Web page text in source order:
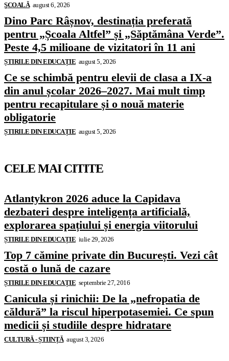
ŞCOALĂ august 6, 2026
Dino Parc Râșnov, destinația preferată
pentru „Școala Altfel” și „Săptămâna Verde”.
Peste 4,5 milioane de vizitatori în 11 ani
ȘTIRILE DIN EDUCAȚIE august 5, 2026
Ce se schimbă pentru elevii de clasa a IX-a
din anul școlar 2026–2027. Mai mult timp
pentru recapitulare și o nouă materie
obligatorie
ȘTIRILE DIN EDUCAȚIE august 5, 2026
CELE MAI CITITE
Atlantykron 2026 aduce la Capidava
dezbateri despre inteligența artificială,
explorarea spațiului și energia viitorului
ȘTIRILE DIN EDUCAȚIE iulie 29, 2026
Top 7 cămine private din București. Vezi cât
costă o lună de cazare
ȘTIRILE DIN EDUCAȚIE septembrie 27, 2016
Canicula și rinichii: De la „nefropatia de
căldură” la riscul hiperpotasemiei. Ce spun
medicii și studiile despre hidratare
CULTURĂ - ȘTIINȚĂ august 3, 2026